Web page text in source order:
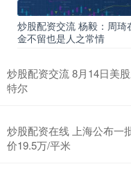
炒股配资交流 杨毅：周
金不留也是人之常情
炒股配资交流 8月14日美
特尔
炒股配资在线 上海公布一
价19.5万/平米